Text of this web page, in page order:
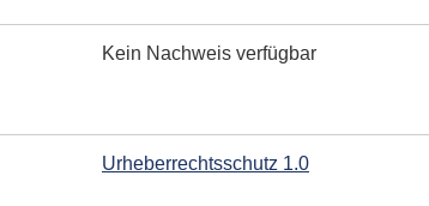
Kein Nachweis verfügbar
Urheberrechtsschutz 1.0